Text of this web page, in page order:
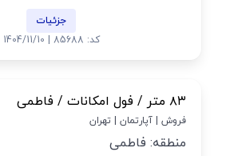
جزئیات
کد: 85688 | 1404/11/10
۸۳ متر / فول امکانات / فاطمی
فروش | آپارتمان | تهران
منطقه: فاطمی